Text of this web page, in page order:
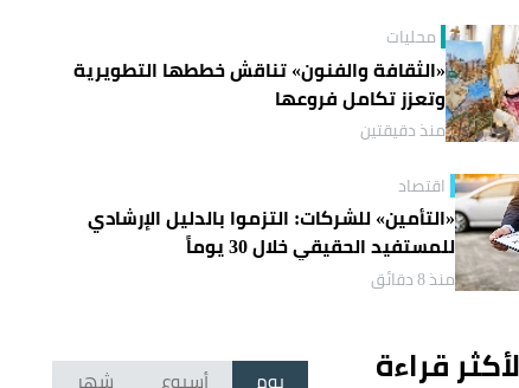
محليات
«الثقافة والفنون» تناقش خططها التطويرية
وتعزز تكامل فروعها
منذ دقيقتين
اقتصاد
«التأمين» للشركات: التزموا بالدليل الإرشادي
للمستفيد الحقيقي خلال 30 يوماً
منذ 8 دقائق
قراءة يوم أسبوع شهر